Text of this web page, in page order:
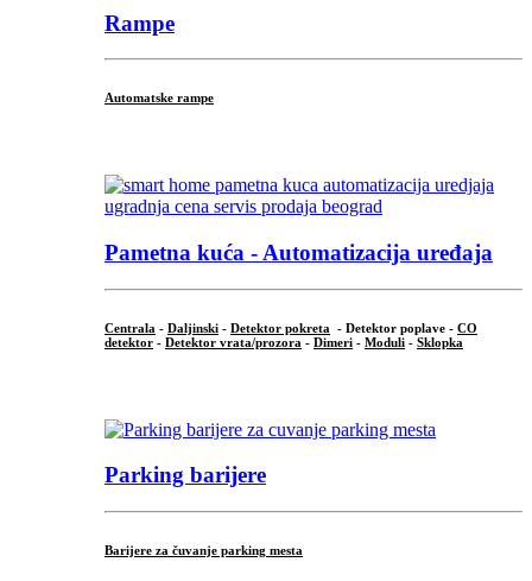
Rampe
Automatske rampe
Pametna kuća - Automatizacija uređaja
Centrala - Daljinski - Detektor pokreta - Detektor poplave - CO
detektor - Detektor vrata/prozora - Dimeri - Moduli - Sklopka
Parking barijere
Barijere za čuvanje parking mesta